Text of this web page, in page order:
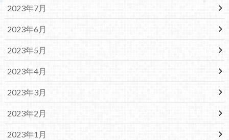
2023年7月
2023年6月
2023年5月
2023年4月
2023年3月
2023年2月
2023年1月